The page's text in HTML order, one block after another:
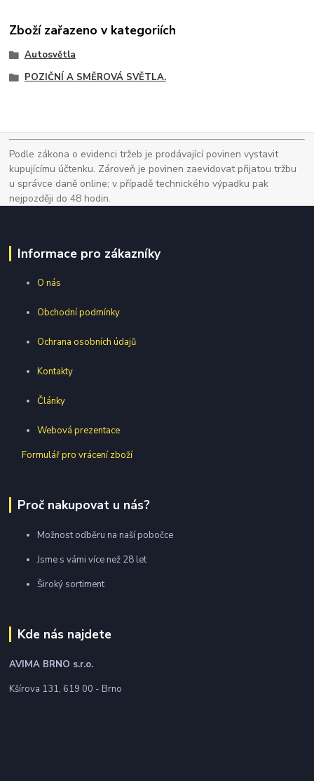
Zboží zařazeno v kategoriích
Autosvětla
POZIČNÍ A SMĚROVÁ SVĚTLA.
Podle zákona o evidenci tržeb je prodávající povinen vystavit
kupujícímu účtenku. Zároveň je povinen zaevidovat přijatou tržbu
u správce daně online; v případě technického výpadku pak
nejpozději do 48 hodin.
Informace pro zákazníky
O nás
Obchodní podmínky
Ochrana osobních údajů
Kontakty
Články
Webová prezentace
Formulář pro vrácení zboží
Proč nakupovat u nás?
Možnost odběru na naší pobočce
Jsme s vámi více než 28 let
Široký sortiment
Kde nás najdete
AVIMA BRNO s.r.o.
Kšírova 131, 619 00 - Brno